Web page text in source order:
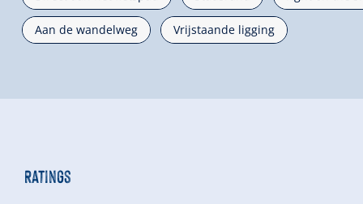
Aan de wandelweg Vrijstaande ligging
Ratings